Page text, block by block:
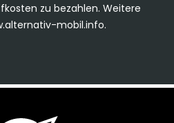
zu bezahlen. Weitere
mobil.info.